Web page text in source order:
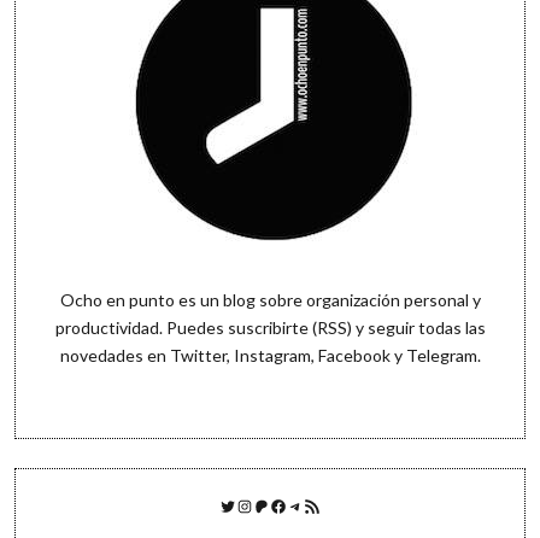
Ocho en punto es un blog sobre organización personal y
productividad. Puedes suscribirte (RSS) y seguir todas las
novedades en Twitter, Instagram, Facebooky Telegram.
Twitter
Instagram
Patreon
Facebook
Telegram
Feed RSS